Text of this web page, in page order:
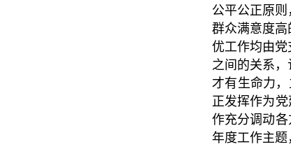
公平公正原
群众满意度
优工作均由
之间的关系
才有生命力
正发挥作为
作充分调动
年度工作主题